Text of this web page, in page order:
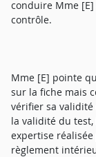
conduire Mme
contrôle.
Mme [E] pointe
sur la fiche mais
vérifier sa
la validité du
expertise
règlement